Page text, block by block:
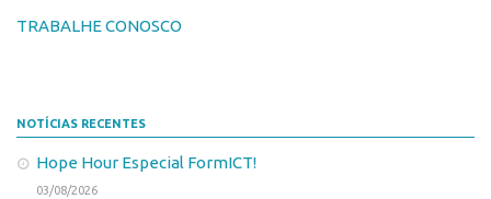
Inovação em Números
TRABALHE CONOSCO
NOTÍCIAS RECENTES
Hope Hour Especial FormICT!
03/08/2026